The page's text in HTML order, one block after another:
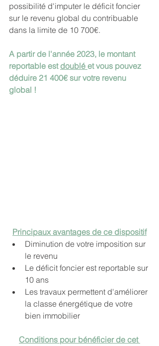
possibilité d'imputer le déficit foncier
sur le revenu global du contribuable
dans la limite de 10 700€.
A partir de l'année 2023, le montant
reportable est doublé et vous pouvez
déduire 21 400€ sur votre revenu
global !
Principaux avantages de ce dispositif
Diminution de votre imposition sur
le revenu
Le déficit foncier est reportable sur
10 ans
Les travaux permettent d'améliorer
la classe énergétique de votre
bien immobilier
Conditions pour bénéficier de cet